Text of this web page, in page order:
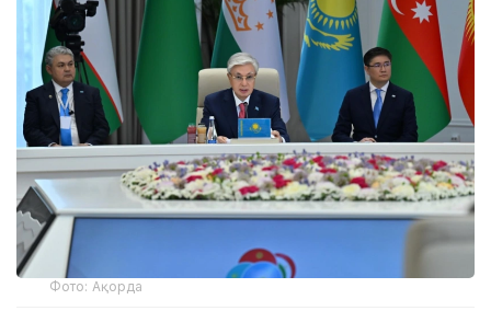
Фото: Ақорда